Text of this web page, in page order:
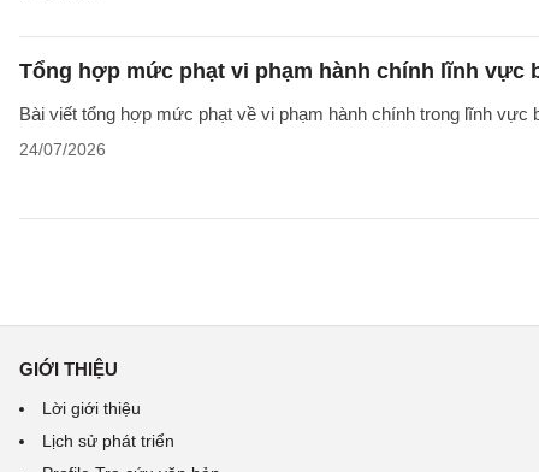
Tổng hợp mức phạt vi phạm hành chính lĩnh vực
Bài viết tổng hợp mức phạt về vi phạm hành chính trong lĩnh
24/07/2026
GIỚI THIỆU
Lời giới thiệu
Lịch sử phát triển